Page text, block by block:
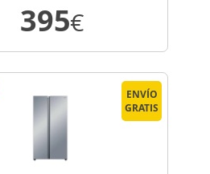
VER DETALLE
395€
ENVÍO
GRATIS